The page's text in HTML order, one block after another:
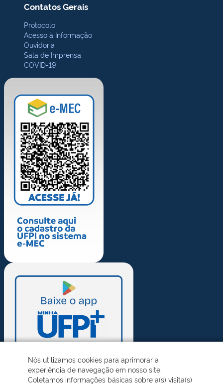
Contatos Gerais
Protocolo
Acesso à Informação
Ouvidoria
Sala de Imprensa
COVID-19
Nós utilizamos cookies para aprimorar a
experiência de navegação em nosso site.
Coletamos informações básicas sobre a(s) visita(s)